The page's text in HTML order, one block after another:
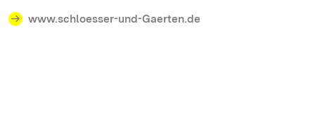
www.schloesser-und-Gaerten.de